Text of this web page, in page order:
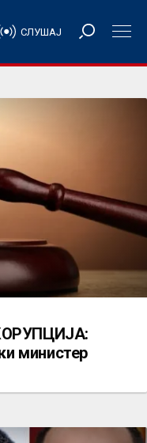
СЛУШАЈ
министер